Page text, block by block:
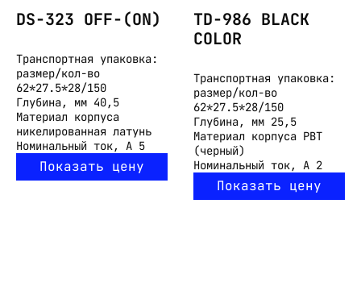
DS-323 OFF-(ON)
Транспортная упаковка:
размер/кол-во
62*27.5*28/150
Глубина, мм 40,5
Материал корпуса
никелированная латунь
Номинальный ток, А 5
Показать цену
TD-986 BLACK
COLOR
Транспортная упаковка:
размер/кол-во
62*27.5*28/150
Глубина, мм 25,5
Материал корпуса PBT
(черный)
Номинальный ток, А 2
Показать цену